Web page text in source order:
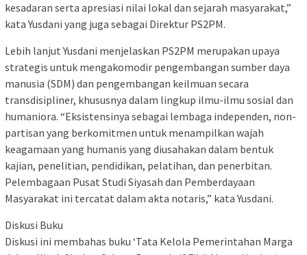
kesadaran serta apresiasi nilai lokal dan sejarah masyarakat,”
kata Yusdani yang juga sebagai Direktur PS2PM.
Lebih lanjut Yusdani menjelaskan PS2PM merupakan upaya
strategis untuk mengakomodir pengembangan sumber daya
manusia (SDM) dan pengembangan keilmuan secara
transdisipliner, khususnya dalam lingkup ilmu-ilmu sosial dan
humaniora. “Eksistensinya sebagai lembaga independen, non-
partisan yang berkomitmen untuk menampilkan wajah
keagamaan yang humanis yang diusahakan dalam bentuk
kajian, penelitian, pendidikan, pelatihan, dan penerbitan.
Pelembagaan Pusat Studi Siyasah dan Pemberdayaan
Masyarakat ini tercatat dalam akta notaris,” kata Yusdani.
Diskusi Buku
Diskusi ini membahas buku ‘Tata Kelola Pemerintahan Marga